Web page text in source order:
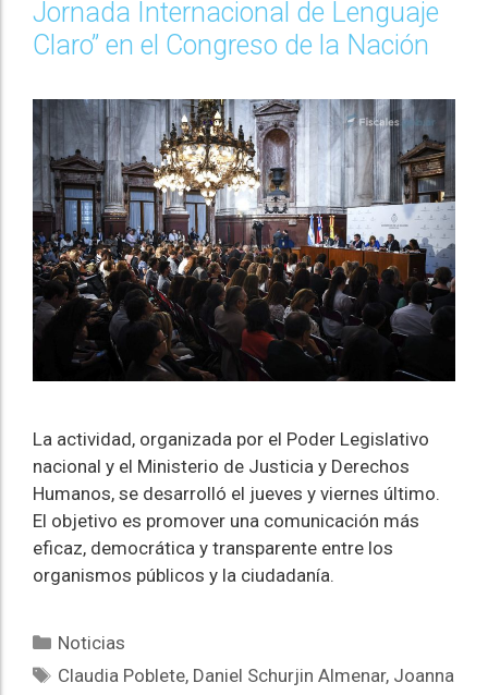
Jornada Internacional de Lenguaje
Claro” en el Congreso de la Nación
La actividad, organizada por el Poder Legislativo
nacional y el Ministerio de Justicia y Derechos
Humanos, se desarrolló el jueves y viernes último.
El objetivo es promover una comunicación más
eficaz, democrática y transparente entre los
organismos públicos y la ciudadanía.
Noticias
Claudia Poblete, Daniel Schurjin Almenar, Joanna